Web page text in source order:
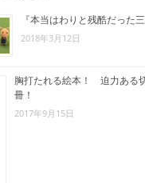
『本当はわりと残酷だった
2018年3月12日
胸打たれる絵本！ 迫力ある
冊！
2017年9月15日